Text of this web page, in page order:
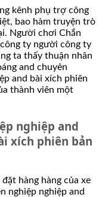
kênh phụ trợ công
bao hàm truyện trò
Người chơi Chắn
ty người công ty
ta thấy thuận nhân
and chuyên
and bài xích phiên
thành viên một
nghiệp and
xích phiên bản
hàng hàng của xe
nghiệp nghiệp and